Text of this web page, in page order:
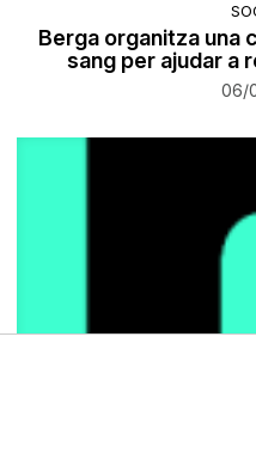
Berga organitza una
sang per ajudar a
06/